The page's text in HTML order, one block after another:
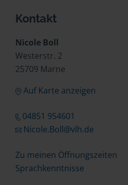
Kontakt
Nicole Boll
Westerstr. 2
25709 Marne
Auf Karte anzeigen
04851 954601
Nicole.Boll@vlh.de
Zu meinen Öffnungszeiten
Sprachkenntnisse